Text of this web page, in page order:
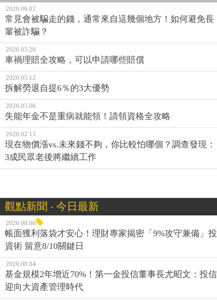
2026.06.02
常見會被騙走的錢，通常來自這幾個地方！如何避免長
輩被詐騙？
2026.05.20
車禍理賠全攻略，可以申請哪些賠償
2026.05.12
拆解勞退自提6％的3大優勢
2026.05.06
失能年金不是重病就能領！請領資格全攻略
2026.02.13
現在物價漲vs.未來錢不夠，你比較怕哪個？調查發現：
3成民眾老後將繼續工作
觀點新聞 ‧ 今日最新
2026.08.06
帳面獲利落袋才安心！理財專家揭密「9%攻守兼備」投
資術 留意8/10關鍵日
2026.08.04
基金規模2年增近70%！第一金投信董事長尤昭文：投信
迎向大資產管理時代